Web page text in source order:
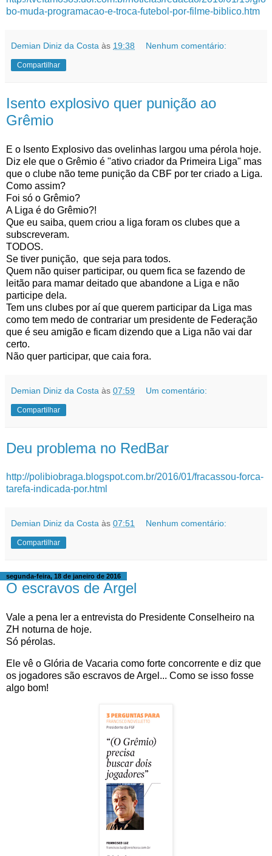
bo-muda-programacao-e-troca-futebol-por-filme-biblico.htm
Demian Diniz da Costa às 19:38 Nenhum comentário:
Compartilhar
Isento explosivo quer punição ao
Grêmio
E o Isento Explosivo das ovelinhas largou uma pérola hoje.
Diz ele que o Grêmio é "ativo criador da Primeira Liga" mas
que o clube não teme punição da CBF por ter criado a Liga.
Como assim?
Foi só o Grêmio?
A Liga é do Grêmio?!
Que eu saiba, quem criou a liga foram os clubes que a
subscreveram.
TODOS.
Se tiver punição, que seja para todos.
Quem não quiser participar, ou quem fica se fazendo de
leitão para mamar deitado que abandone a Liga e não
participe dela.
Tem uns clubes por aí que querem participar da Liga mas
como tem medo de contrariar um presidente de Federação
que é seu amigão e ficam dizendo que a Liga não vai dar
certo.
Não quer participar, que caia fora.
Demian Diniz da Costa às 07:59 Um comentário:
Compartilhar
Deu problema no RedBar
http://polibiobraga.blogspot.com.br/2016/01/fracassou-forca-
tarefa-indicada-por.html
Demian Diniz da Costa às 07:51 Nenhum comentário:
Compartilhar
segunda-feira, 18 de janeiro de 2016
O escravos de Argel
Vale a pena ler a entrevista do Presidente Conselheiro na
ZH noturna de hoje.
Só pérolas.
Ele vê o Glória de Vacaria como forte concorrente e diz que
os jogadores são escravos de Argel... Como se isso fosse
algo bom!